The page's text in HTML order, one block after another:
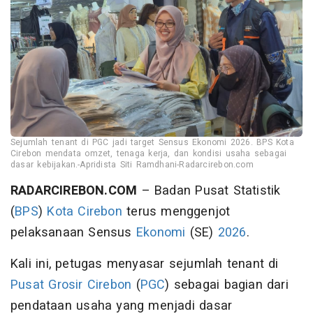
Sejumlah tenant di PGC jadi target Sensus Ekonomi 2026. BPS Kota
Cirebon mendata omzet, tenaga kerja, dan kondisi usaha sebagai
dasar kebijakan.-Apridista Siti Ramdhani-Radarcirebon.com
RADARCIREBON.COM – Badan Pusat Statistik
(BPS) Kota Cirebon terus menggenjot
pelaksanaan Sensus Ekonomi (SE) 2026.
Kali ini, petugas menyasar sejumlah tenant di
Pusat Grosir Cirebon (PGC) sebagai bagian dari
pendataan usaha yang menjadi dasar